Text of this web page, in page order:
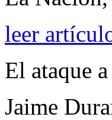
leer
El ataque
Jaime